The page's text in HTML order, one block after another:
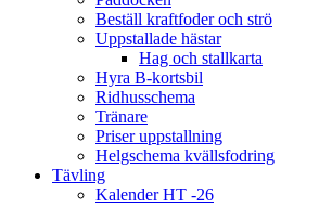
Beställ kraftfoder och strö
Uppstallade hästar
Hag och stallkarta
Hyra B-kortsbil
Ridhusschema
Tränare
Priser uppstallning
Helgschema kvällsfodring
Tävling
Kalender HT -26